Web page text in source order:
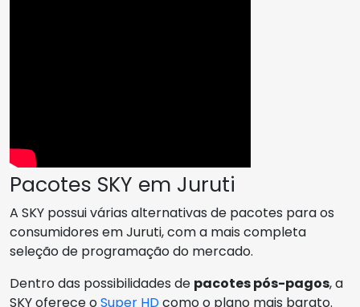
Pacotes SKY em Juruti
A SKY possui várias alternativas de pacotes para os
consumidores em Juruti, com a mais completa
seleção de programação do mercado.
Dentro das possibilidades de pacotes pós-pagos, a
SKY oferece oSuper HDcomo o plano mais barato.